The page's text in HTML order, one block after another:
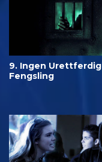
9. Ingen Urettferdig
Fengsling